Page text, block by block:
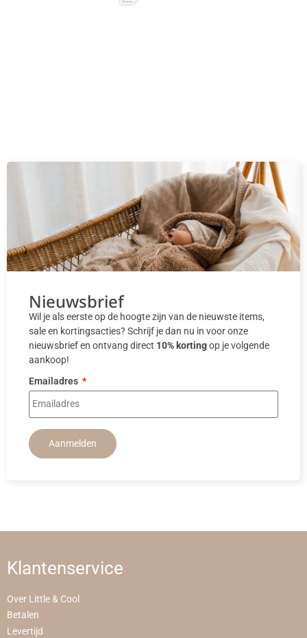
Nieuwsbrief
Wil je als eerste op de hoogte zijn van de nieuwste items,
sale en kortingsacties? Schrijf je dan nu in voor onze
nieuwsbrief en ontvang direct 10% kortingop je volgende
aankoop!
Emailadres
Aanmelden
Klantenservice
Over Little & Cool
Betalen
Levertijd